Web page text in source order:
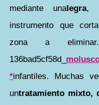
mediante unalegra,
instrumento que
zona a
136bad5cf58d_
*infantiles. Muchas
untratamiento mixto,